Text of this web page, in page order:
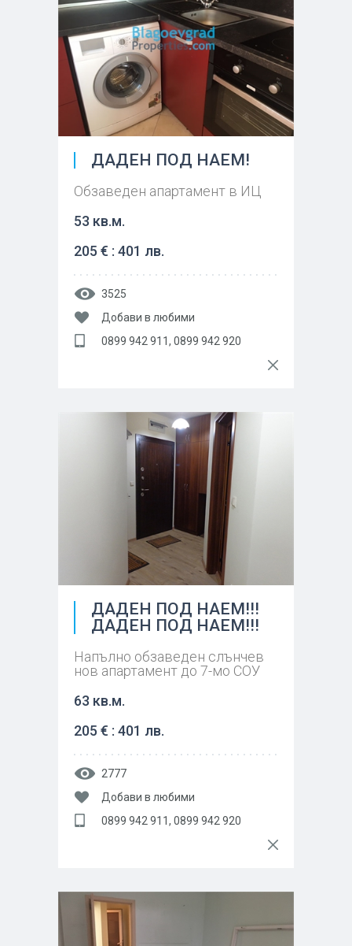
ДАДЕН ПОД НАЕМ!
Обзаведен апартамент в ИЦ
53 кв.м.
205 € : 401 лв.
3525
Добави в любими
0899 942 911, 0899 942 920
ДАДЕН ПОД НАЕМ!!!
ДАДЕН ПОД НАЕМ!!!
Напълно обзаведен слънчев
нов апартамент до 7-мо СОУ
63 кв.м.
205 € : 401 лв.
2777
Добави в любими
0899 942 911, 0899 942 920